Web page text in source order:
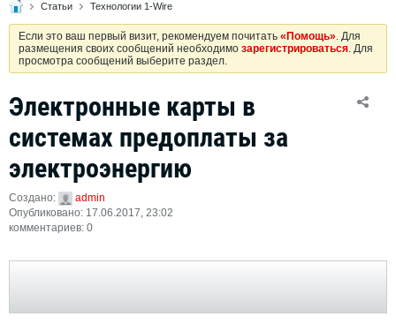
Статьи Технологии 1-Wire
Если это ваш первый визит, рекомендуем почитать «Помощь». Для
размещения своих сообщений необходимо зарегистрироваться. Для
просмотра сообщений выберите раздел.
Электронные карты в
системах предоплаты за
электроэнергию
Создано:
admin
Опубликовано: 17.06.2017, 23:02
комментариев: 0